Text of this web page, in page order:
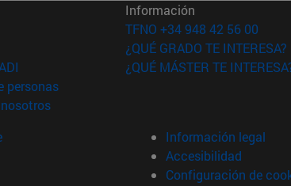
en nueva ventana)
en nueva ventana)
(abre en nueva ventana)
personas(abre en nueva ventana)
(abre en nueva ventana)
Información
TFNO +34 948 42 56 00
¿QUÉ GRADO TE INTERESA?
¿QUÉ MÁSTER TE
Información legal
Accesibilidad
Configuración de